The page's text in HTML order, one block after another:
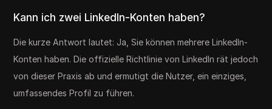
Kann ich zwei LinkedIn-Konten haben?
Die kurze Antwort lautet: Ja, Sie können mehrere LinkedIn-
Konten haben. Die offizielle Richtlinie von LinkedIn rät jedoch
von dieser Praxis ab und ermutigt die Nutzer, ein einziges,
umfassendes Profil zu führen.